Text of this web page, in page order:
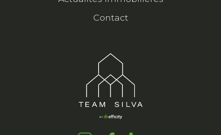
Contact